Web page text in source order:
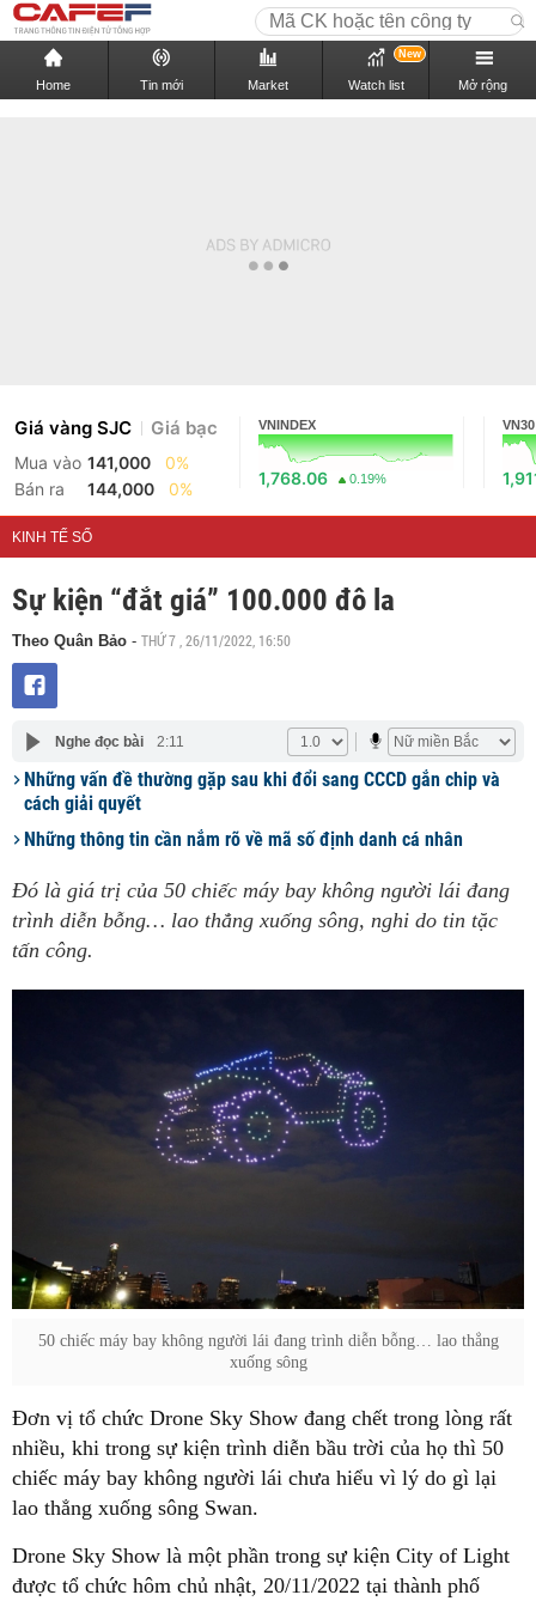
Home Tin mới Market Watch list
New
Mở rộng
Giá vàng SJC Giá bạc
Mua vào 141,000
0%
Bán ra
144,000 0%
VNINDEX
1,768.06 0.19%
VN30
KINH TẾ SỐ
Sự kiện “đắt giá” 100.000 đô la
Theo Quân Bảo - THỨ 7 , 26/11/2022, 16:50
Nghe đọc bài 2:11
Những vấn đề thường gặp sau khi đổi sang CCCD gắn chip và
cách giải quyết
Những thông tin cần nắm rõ về mã số định danh cá nhân
Đó là giá trị của 50 chiếc máy bay không người lái đang
trình diễn bỗng… lao thẳng xuống sông, nghi do tin tặc
tấn công.
50 chiếc máy bay không người lái đang trình diễn bỗng… lao thẳng
xuống sông
Đơn vị tổ chức Drone Sky Show đang chết trong lòng rất
nhiều, khi trong sự kiện trình diễn bầu trời của họ thì 50
chiếc máy bay không người lái chưa hiểu vì lý do gì lại
lao thẳng xuống sông Swan.
Drone Sky Show là một phần trong sự kiện City of Light
được tổ chức hôm chủ nhật, 20/11/2022 tại thành phố